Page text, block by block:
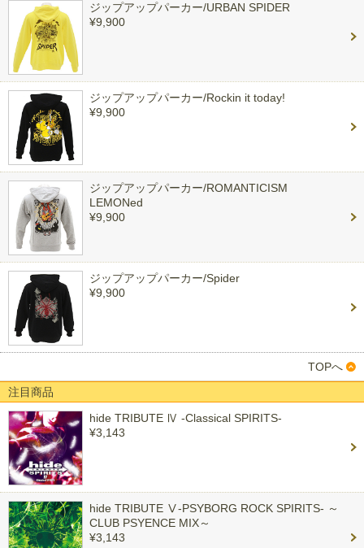
ジップアップパーカー/URBAN SPIDER
¥9,900
ジップアップパーカー/Rockin it today!
¥9,900
ジップアップパーカー/ROMANTICISM
LEMONed
¥9,900
ジップアップパーカー/Spider
¥9,900
TOPへ
注目商品
hide TRIBUTE Ⅳ -Classical SPIRITS-
¥3,143
hide TRIBUTE Ⅴ-PSYBORG ROCK SPIRITS- ～
CLUB PSYENCE MIX～
¥3,143